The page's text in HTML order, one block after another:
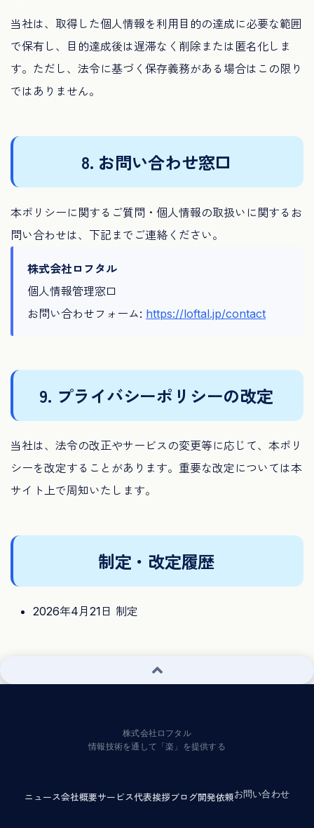
当社は、取得した個人情報を利用目的の達成に必要な範囲
で保有し、目的達成後は遅滞なく削除または匿名化しま
す。ただし、法令に基づく保存義務がある場合はこの限り
ではありません。
8. お問い合わせ窓口
本ポリシーに関するご質問・個人情報の取扱いに関するお
問い合わせは、下記までご連絡ください。
株式会社ロフタル
個人情報管理窓口
お問い合わせフォーム: https://loftal.jp/contact
9. プライバシーポリシーの改定
当社は、法令の改正やサービスの変更等に応じて、本ポリ
シーを改定することがあります。重要な改定については本
サイト上で周知いたします。
制定・改定履歴
2026年4月21日 制定
株式会社ロフタル
情報技術を通して「楽」を提供する
ニュース会社概要サービス代表挨拶ブログ開発依頼お問い合わせ